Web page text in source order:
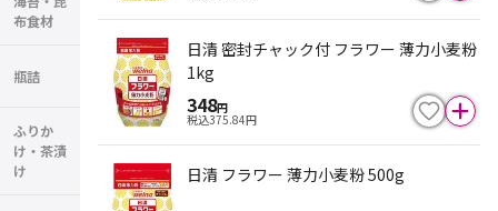
布食材
瓶詰
ふりか
け・茶漬
け
日清 密封チャック付 フラワー 薄力小麦粉
1kg
348円
税込375.84円
日清 フラワー 薄力小麦粉 500g